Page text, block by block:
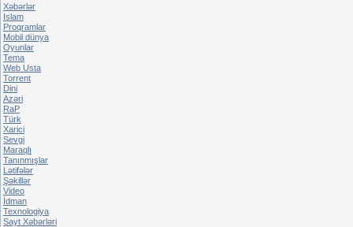
Xəbərlər
Islam
Proqramlar
Mobil dünya
Oyunlar
Tema
Web Usta
Torrent
Dini
Azəri
RaP
Türk
Xarici
Sevgi
Maraqlı
Tanınmışlar
Lətifələr
Şəkillər
Video
İdman
Texnologiya
Sayt Xəbərləri